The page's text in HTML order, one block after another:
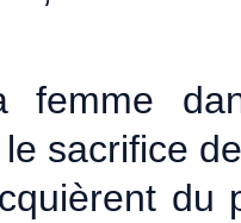
femme
sacrifice